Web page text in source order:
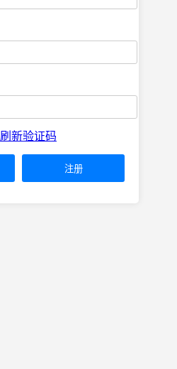
刷新验证码